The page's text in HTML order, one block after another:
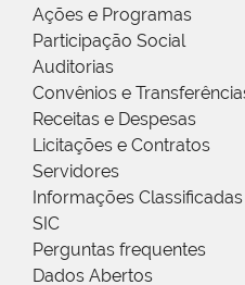
Ações e Programas
Participação Social
Auditorias
Convênios e
Receitas e Despesas
Licitações e Contratos
Servidores
Informações Classificadas
SIC
Perguntas frequentes
Dados Abertos